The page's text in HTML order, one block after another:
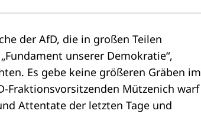
der AfD, die in großen Teilen
unserer Demokratie“,
Es gebe keine größeren Gräben im
Fraktionsvorsitzenden Mützenich warf
Attentate der letzten Tage und